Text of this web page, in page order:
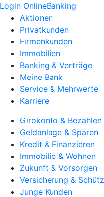
Login OnlineBanking
Aktionen
Privatkunden
Firmenkunden
Immobilien
Banking & Verträge
Meine Bank
Service & Mehrwerte
Karriere
Girokonto & Bezahlen
Geldanlage & Sparen
Kredit & Finanzieren
Immobilie & Wohnen
Zukunft & Vorsorgen
Versicherung &
Junge Kunden